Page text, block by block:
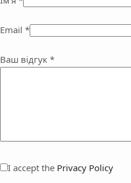
Email *
Ваш відгук *
I accept the Privacy Policy